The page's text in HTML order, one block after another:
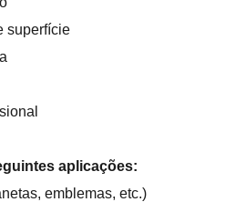
superfície
aplicações:
emblemas, etc.)